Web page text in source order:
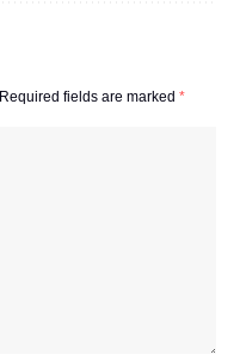
Required fields are marked *